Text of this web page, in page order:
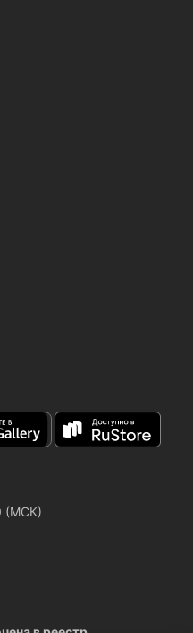
(МСК)